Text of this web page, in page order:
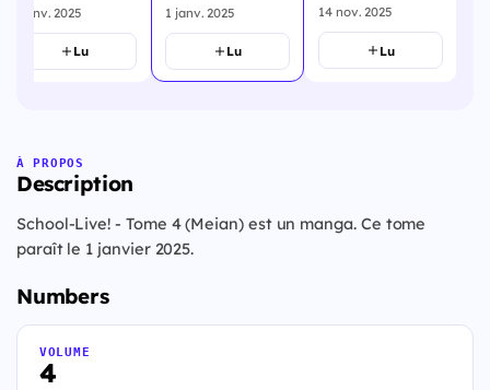
1 janv. 2025
Lu
1 janv. 2025
Lu
14 nov. 2025
Lu
À PROPOS
Description
School-Live! - Tome 4 (Meian) est un manga. Ce tome
paraît le 1 janvier 2025.
Numbers
4
VOLUME